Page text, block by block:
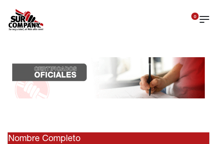
0
Nombre Completo